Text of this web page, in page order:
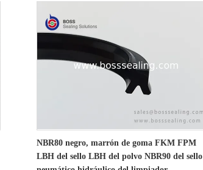
NBR80 negro, marrón de goma FKM FPM
LBH del sello LBH del polvo NBR90 del sello